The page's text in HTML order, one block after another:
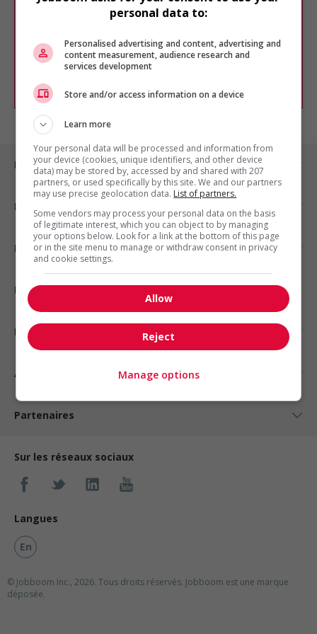
Veuillez faire une nouvelle recherche.
outils pour raffiner votre recherche, ou
chercher un poste selon votre profil
d'intérêt en emploi en vous
Emplois par ville
Emplois par secteur
Emplois par statut
Emplois par type
Nos suggestions
À propos
Partenaires
Sur les réseaux sociaux
Langues
En
© Jobboom Inc., 2026. Tous droits réservés. Jobboom est une marque
déposée.
personal data to:
Personalised advertising and content, advertising and
content measurement, audience research and
services development
Store and/or access information on a device
Learn more
Your personal data will be processed and information from
your device (cookies, unique identifiers, and other device
data) may be stored by, accessed by and shared with 207
partners, or used specifically by this site. We and our partners
may use precise geolocation data. List of partners.
Some vendors may process your personal data on the basis
of legitimate interest, which you can object to by managing
your options below. Look for a link at the bottom of this page
or in the site menu to manage or withdraw consent in privacy
and cookie settings.
Allow
Reject
Manage options